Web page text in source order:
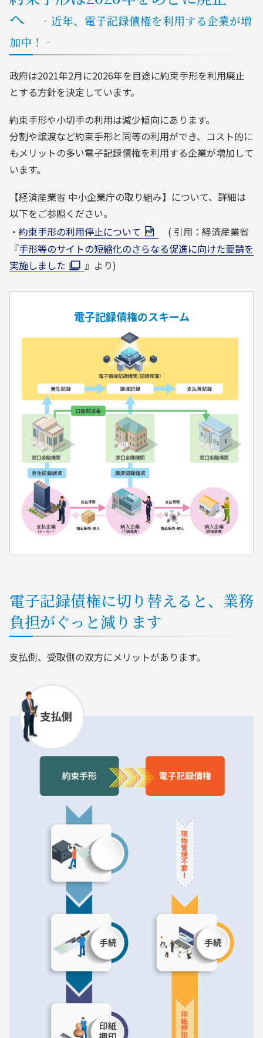
へ
‐近年、電子記録債権を利用する企業が増
加中！‐
政府は2021年2月に2026年を目途に約束手形を利用廃止
とする方針を決定しています。
約束手形や小切手の利用は減少傾向にあります。
分割や譲渡など約束手形と同等の利用ができ、コスト的に
もメリットの多い電子記録債権を利用する企業が増加して
います。
【経済産業省 中小企業庁の取り組み】について、詳細は
以下をご参照ください。
・ 約束手形の利用停止について
( 引用：経済産業省
『手形等のサイトの短縮化のさらなる促進に向けた要請を
実施しました
』より)
電子記録債権のスキーム
電子記録債権に切り替えると、業務
負担がぐっと減ります
支払側、受取側の双方にメリットがあります。